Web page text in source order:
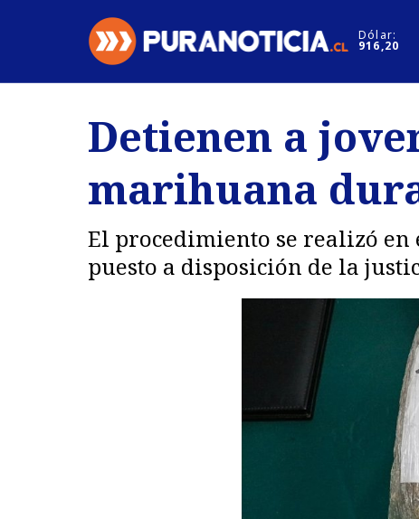
Dólar:
916,20
Regiones
Deportes
Internacional
Motores
Detienen a
marihuana
El procedimiento se realizó en
puesto a disposición de la